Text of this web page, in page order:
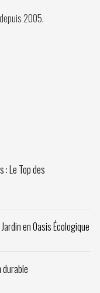
2005.
: Le Top des
en Oasis Écologique